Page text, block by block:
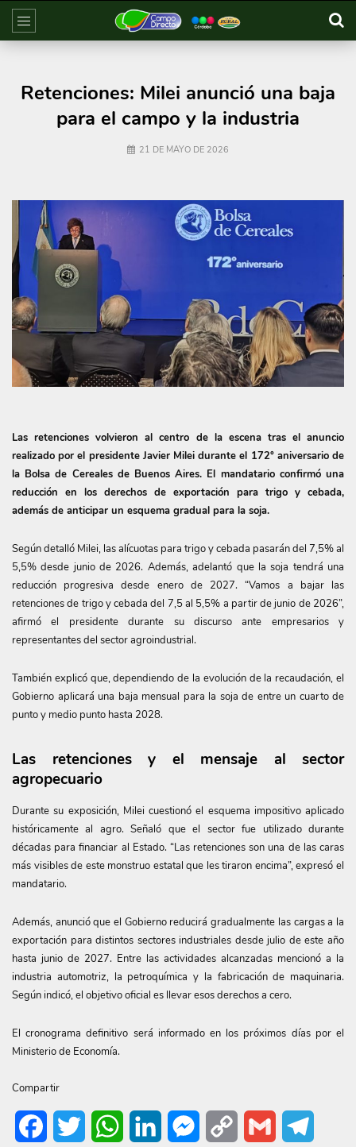
Retenciones: Milei anunció una baja
para el campo y la industria
21 DE MAYO DE 2026
Las retenciones volvieron al centro de la escena tras el anuncio
realizado por el presidente Javier Milei durante el 172° aniversario de
la Bolsa de Cereales de Buenos Aires. El mandatario confirmó una
reducción en los derechos de exportación para trigo y cebada,
además de anticipar un esquema gradual para la soja.
Según detalló Milei, las alícuotas para trigo y cebada pasarán del 7,5% al
5,5% desde junio de 2026. Además, adelantó que la soja tendrá una
reducción progresiva desde enero de 2027. “Vamos a bajar las
retenciones de trigo y cebada del 7,5 al 5,5% a partir de junio de 2026”,
afirmó el presidente durante su discurso ante empresarios y
representantes del sector agroindustrial.
También explicó que, dependiendo de la evolución de la recaudación, el
Gobierno aplicará una baja mensual para la soja de entre un cuarto de
punto y medio punto hasta 2028.
Las retenciones y el mensaje al sector
agropecuario
Durante su exposición, Milei cuestionó el esquema impositivo aplicado
históricamente al agro. Señaló que el sector fue utilizado durante
décadas para financiar al Estado. “Las retenciones son una de las caras
más visibles de este monstruo estatal que les tiraron encima”, expresó el
mandatario.
Además, anunció que el Gobierno reducirá gradualmente las cargas a la
exportación para distintos sectores industriales desde julio de este año
hasta junio de 2027. Entre las actividades alcanzadas mencionó a la
industria automotriz, la petroquímica y la fabricación de maquinaria.
Según indicó, el objetivo oficial es llevar esos derechos a cero.
El cronograma definitivo será informado en los próximos días por el
Ministerio de Economía.
Compartir
FacebookTwitter WhatsAppLinkedIn Messenger
Copy
Gmail